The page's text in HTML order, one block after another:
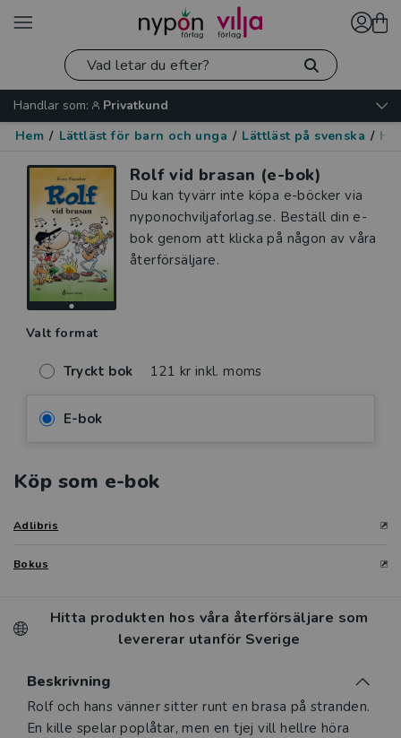
Handlar som:
Privatkund
Hem / Lättläst för barn och unga / Lättläst på svenska /
Rolf vid brasan (e-bok)
Du kan tyvärr inte köpa e-böcker via
nyponochviljaforlag.se. Beställ din e-
bok genom att klicka på någon av våra
återförsäljare.
Valt format
Tryckt bok 121 kr inkl. moms
E-bok
Köp som e-bok
Adlibris
Bokus
Hitta produkten hos våra återförsäljare som
levererar utanför Sverige
Beskrivning
Beskrivning
Rolf och hans vänner sitter runt en brasa på stranden.
En kille spelar poplåtar, men en tjej vill hellre höra